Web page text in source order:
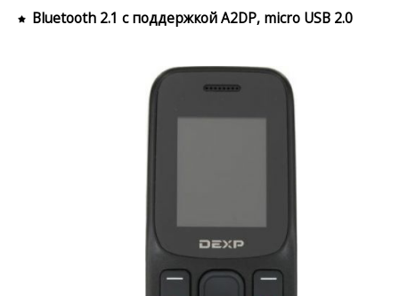
Bluetooth 2.1 с поддержкой A2DP, micro USB 2.0